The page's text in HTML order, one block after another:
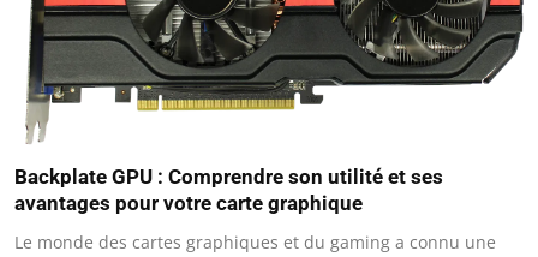
Backplate GPU : Comprendre son utilité et ses
avantages pour votre carte graphique
Le monde des cartes graphiques et du gaming a connu une